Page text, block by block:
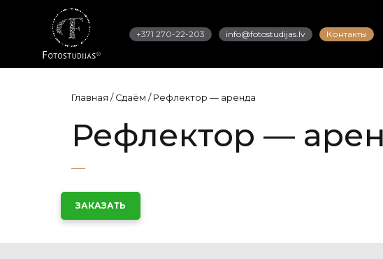
+371 270-22-203 info@fotostudijas.lv Контакты
Главная / Сдаём / Рефлектор — аренда
Рефлектор —
ЗАКАЗАТЬ